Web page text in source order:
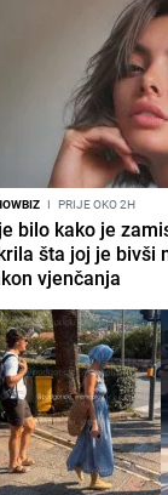
I PRIJE OKO 2H
bilo kako je
šta joj je bivši
vjenčanja